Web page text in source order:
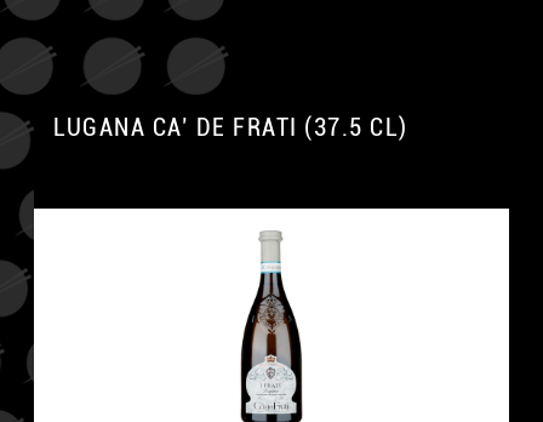
LUGANA CA’ DE FRATI (37.5 CL)